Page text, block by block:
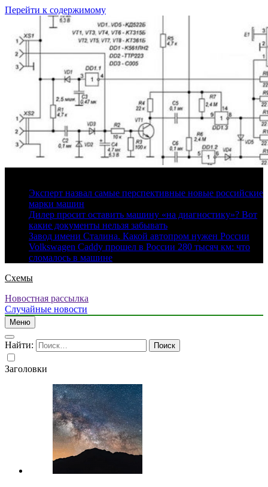
Перейти к содержимому
Эксперт назвал самые перспективные новые российские
марки машин
Дилер просит оставить машину «на диагностику»? Вот
какие документы нельзя забывать
Завод имени Сталина. Какой автопром нужен России
Volkswagen Caddy прошел в России 280 тысяч км: что
сломалось в машине
Схемы
Новостная рассылка
Случайные новости
Меню
Найти:
Заголовки